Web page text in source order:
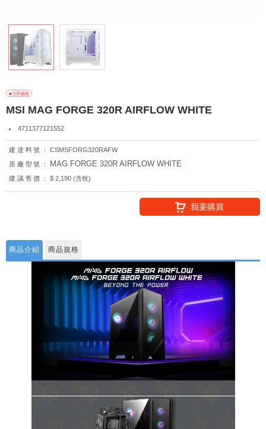
MSI MAG FORGE 320R AIRFLOW WHITE
4711377121552
建達料號：
CSMSFORG320RAFW
原廠型號：
MAG FORGE 320R AIRFLOW WHITE
建議售價： $ 2,190 (含稅)
我要購買
商品介紹 商品規格